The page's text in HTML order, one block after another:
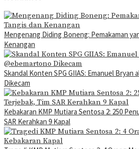
Mengenang Diding Boneng: Pemakaman
Kenangan
Skandal Konten SPG GIIAS: Emanuel Bryan
Dikecam
Kebakaran KMP Mutiara Sentosa 2: 250
SAR Kerahkan 9 Kapal